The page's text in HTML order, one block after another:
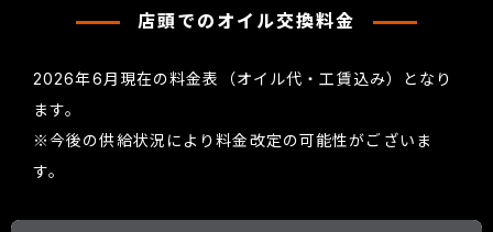
店頭でのオイル交換料金
2026年6月現在の料金表（オイル代・工賃込み）となり
ます。
※今後の供給状況により料金改定の可能性がございま
す。